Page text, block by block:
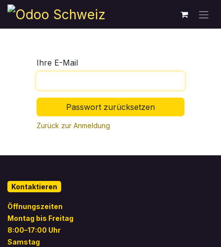
Zum Inhalt springen
Ihre E-Mail
Passwort zurücksetzen
Zurück zur Anmeldung
Kontaktieren
Öffnungszeiten
Montag bis Freitag
8:00–17:00 Uhr
Samstag